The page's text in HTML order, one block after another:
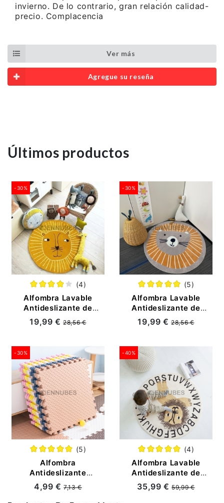
invierno. De lo contrario, gran relación calidad-
precio. Complacencia
Ver más
Agregue su reseña
Últimos productos
-30%
(4)
Alfombra Lavable
Antideslizante de
Gateo de León para
Bebé
19,99 €28,56 €
-30%
(5)
Alfombra Lavable
Antideslizante de
Gateo de Dibujos
Animados para Bebé
19,99 €28,56 €
-30%
(5)
Alfombra
Antideslizante
Gruesa de Gateo
para Bebé
4,99 €7,13 €
-40%
(4)
Alfombra Lavable
Antideslizante de
Cachemira de
Imitación para Bebé
35,99 €59,99 €